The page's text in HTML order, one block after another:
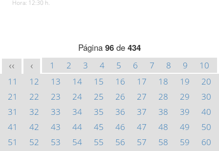
Hora: 12:30 h.
Página 96 de 434
<< < 1 2 3 4 5 6 7 8 9
10
11
12 13 14 15 16 17 18 19
20
21
22 23 24 25 26 27 28 29
30
31
32 33 34 35 36 37 38 39
40
41
42 43 44 45 46 47 48 49
50
51
52 53 54 55 56 57 58 59
60